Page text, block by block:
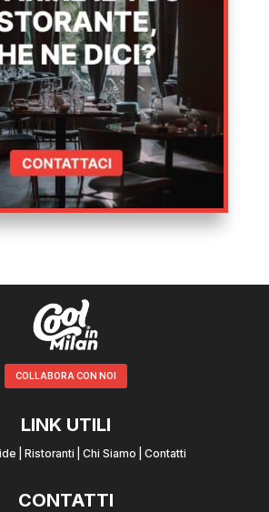
COLLABORA CON NOI
LINK UTILI
Ristoranti Chi Siamo Contatti
CONTATTI